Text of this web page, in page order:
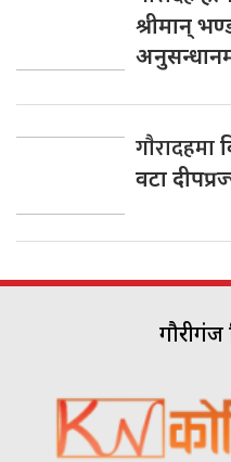
श्रीमान्
गाैरादहमा
वटा
गौरीगंज